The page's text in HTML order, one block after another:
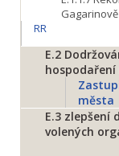
RR
E.2
města
E.3 zlepšení
volených